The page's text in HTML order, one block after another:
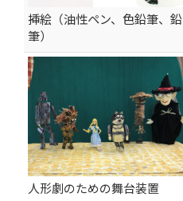
挿絵（油性ペン、色鉛筆、鉛
筆）
人形劇のための舞台装置